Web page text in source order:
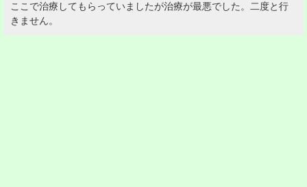
ここで治療してもらっていましたが治療が最悪でした。二度と行
きません。